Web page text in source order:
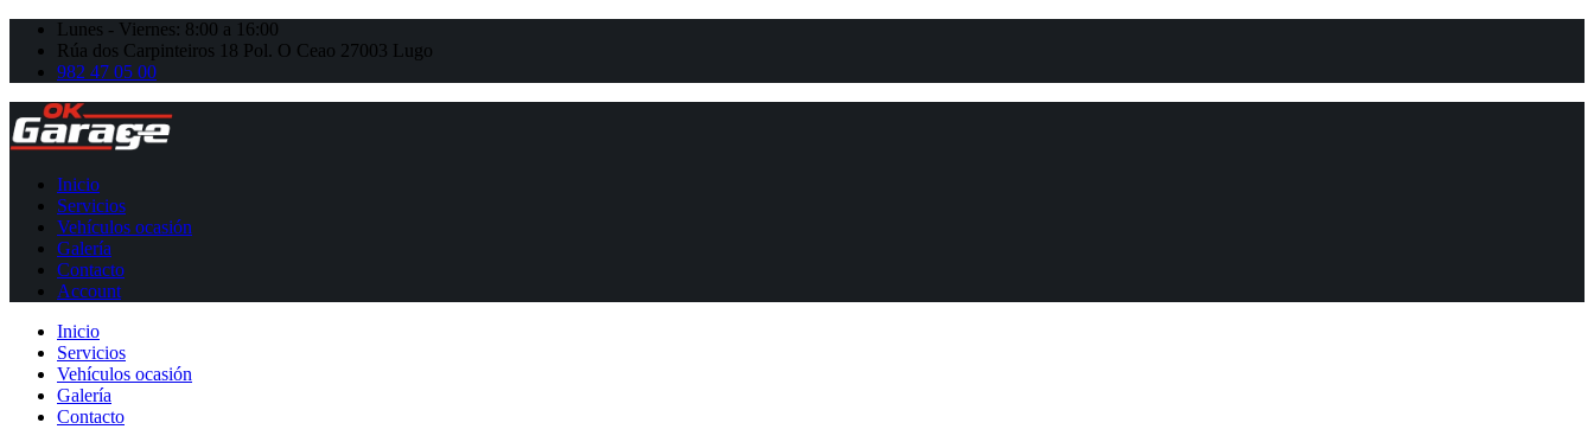
Lunes - Viernes: 8:00 a 16:00
Rúa dos Carpinteiros 18 Pol. O Ceao 27003 Lugo
982 47 05 00
Inicio
Servicios
Vehículos ocasión
Galería
Contacto
Account
Inicio
Servicios
Vehículos ocasión
Galería
Contacto